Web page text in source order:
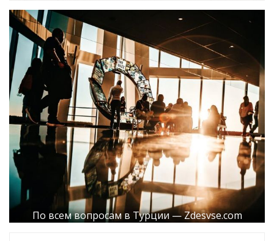
По всем вопросам в Турции — Zdesvse.com